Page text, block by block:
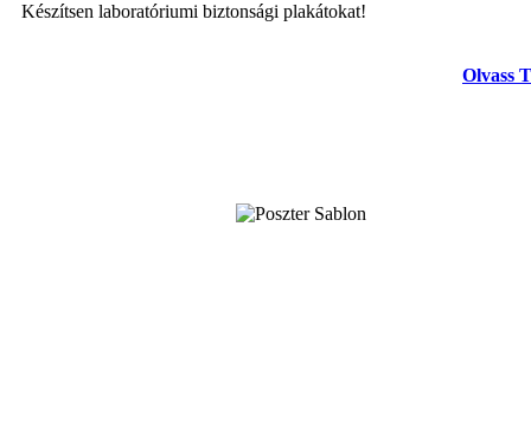
Készítsen laboratóriumi biztonsági plakátokat!
Olvass